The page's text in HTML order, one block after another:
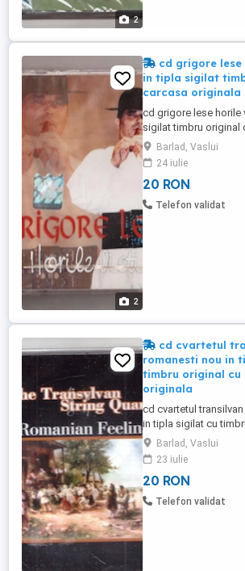
2
2
cd grigore
in tipla sigilat
carcasa originala
cd grigore lese horile
sigilat timbru original
2004 muzica
din fluier 2 coborat-o
din tilinca 4 întorcu
bocet 7 săracu' omu'
că oi ajunjă 9 la
Barlad, Vaslui
24 iulie
20 RON
Telefon validat
cd cvartetul
romanesti nou in
timbru original cu
originala
cd cvartetul
in tipla sigilat cu
carcasa originala i.
maramures ii.
muntenia-oltenia
in tara prin posta sau
ofertele mele este
Barlad, Vaslui
23 iulie
20 RON
Telefon validat